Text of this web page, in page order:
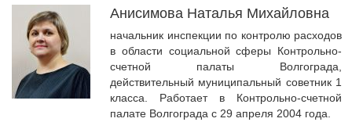
Анисимова Наталья Михайловна
начальник инспекции по контролю расходов
в области социальной сферы Контрольно-
счетной палаты Волгограда,
действительный муниципальный советник 1
класса. Работает в Контрольно-счетной
палате Волгограда с 29 апреля 2004 года.